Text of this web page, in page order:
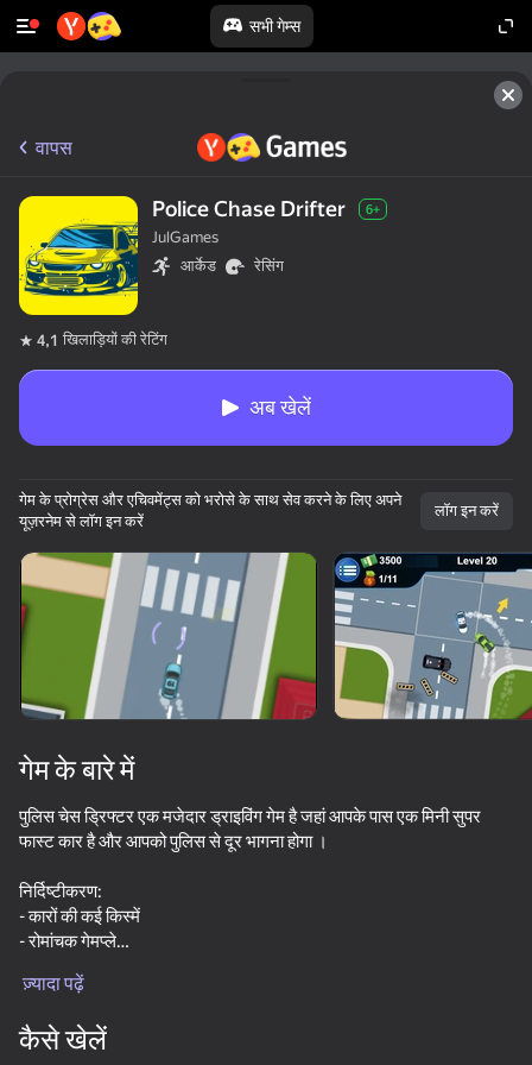
सभी गेम्स
डिवाइस घुमाएँ
यह गेम केवल लैंडस्केप
ओरिएंटेशन का समर्थन करता है
वापस
Police Chase Drifter 6+
JulGames
आर्केड
रेसिंग
4,1 खिलाड़ियों की रेटिंग
अब खेलें
गेम के प्रोग्रेस और एचिवमेंट्स को भरोसे के साथ सेव करने के लिए अपने
यूज़रनेम से लॉग इन करें
लॉग इन करें
गेम के बारे में
पुलिस चेस ड्रिफ्टर एक मजेदार ड्राइविंग गेम है जहां आपके पास एक मिनी सुपर
फास्ट कार है और आपको पुलिस से दूर भागना होगा ।
निर्दिष्टीकरण:
- कारों की कई किस्में
- रोमांचक गेमप्ले
नियंत्रण:
ज़्यादा पढ़ें
कैसे खेलें